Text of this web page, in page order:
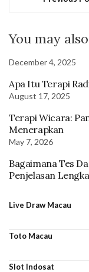
You may
December 4, 2025
Apa Itu Terapi
August 17, 2025
Terapi Wicara:
Menerapkan
May 7, 2026
Bagaimana Tes
Penjelasan
Live Draw Macau
Toto Macau
Slot Indosat